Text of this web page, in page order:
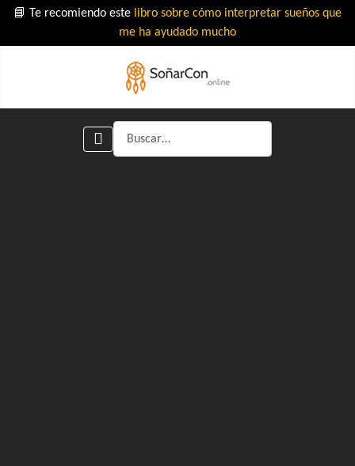
📘 Te recomiendo este libro sobre cómo interpretar sueños que
me ha ayudado mucho
Buscar